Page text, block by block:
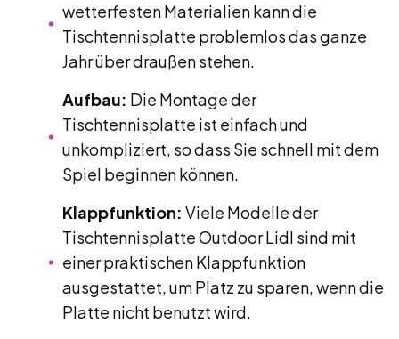
wetterfesten Materialien kann die
Tischtennisplatte problemlos das ganze
Jahr über draußen stehen.
Aufbau: Die Montage der
Tischtennisplatte ist einfach und
unkompliziert, so dass Sie schnell mit dem
Spiel beginnen können.
Klappfunktion: Viele Modelle der
Tischtennisplatte Outdoor Lidl sind mit
einer praktischen Klappfunktion
ausgestattet, um Platz zu sparen, wenn die
Platte nicht benutzt wird.